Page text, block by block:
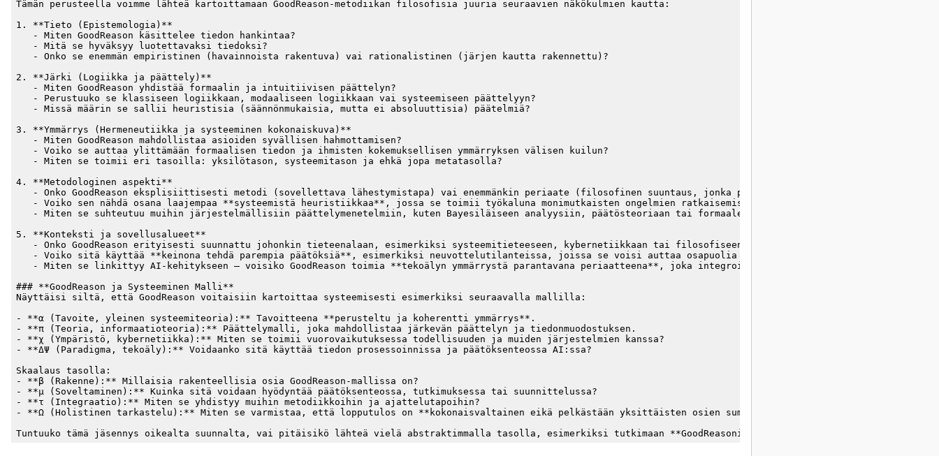
Tämän perusteella voimme lähteä kartoittamaan GoodReason-metodiikan filosofisia juuria seuraavien näkökulmien kautta:
1. **Tieto (Epistemologia)**
   - Miten GoodReason käsittelee tiedon hankintaa?
   - Mitä se hyväksyy luotettavaksi tiedoksi?
   - Onko se enemmän empiristinen (havainnoista rakentuva) vai rationalistinen (järjen kautta rakennettu)?
2. **Järki (Logiikka ja päättely)**
   - Miten GoodReason yhdistää formaalin ja intuitiivisen päättelyn?
   - Perustuuko se klassiseen logiikkaan, modaaliseen logiikkaan vai systeemiseen päättelyyn?
   - Missä määrin se sallii heuristisia (säännönmukaisia, mutta ei absoluuttisia) päätelmiä?
3. **Ymmärrys (Hermeneutiikka ja systeeminen kokonaiskuva)**
   - Miten GoodReason mahdollistaa asioiden syvällisen hahmottamisen?
   - Voiko se auttaa ylittämään formaalisen tiedon ja ihmisten kokemuksellisen ymmärryksen välisen kuilun?
   - Miten se toimii eri tasoilla: yksilötason, systeemitason ja ehkä jopa metatasolla?
4. **Metodologinen aspekti**
- Onko GoodReason eksplisiittisesti metodi (sovellettava lähestymistapa) vai enemmänkin periaate (filosofinen suuntaus, jonka pohjalta voidaan kehittää monia
   - Voiko sen nähdä osana laajempaa **systeemistä heuristiikkaa**, jossa se toimii työkaluna monimutkaisten ongelmien ratkaisemiseen?
   - Miten se suhteutuu muihin järjestelmällisiin päättelymenetelmiin, kuten Bayesiläiseen analyysiin, päätösteoriaan tai formaaleihin järjestelmiin?
5. **Konteksti ja sovellusalueet**
   - Onko GoodReason erityisesti suunnattu johonkin tieteenalaan, esimerkiksi systeemitieteeseen, kybernetiikkaan tai filosofiseen analyysiin?
- Voiko sitä käyttää **keinona tehdä parempia päätöksiä**, esimerkiksi neuvottelutilanteissa, joissa se voisi auttaa osapuolia ymmärtämään ja perustelemaan
- Miten se linkittyy AI-kehitykseen – voisiko GoodReason toimia **tekoälyn ymmärrystä parantavana periaatteena**, joka integroi symbolista ja konnektionistista
### **GoodReason ja Systeeminen Malli**
Näyttäisi siltä, että GoodReason voitaisiin kartoittaa systeemisesti esimerkiksi seuraavalla mallilla:
- **α (Tavoite, yleinen systeemiteoria):** Tavoitteena **perusteltu ja koherentti ymmärrys**.
- **π (Teoria, informaatioteoria):** Päättelymalli, joka mahdollistaa järkevän päättelyn ja tiedonmuodostuksen.
- **χ (Ympäristö, kybernetiikka):** Miten se toimii vuorovaikutuksessa todellisuuden ja muiden järjestelmien kanssa?
- **ΔΨ (Paradigma, tekoäly):** Voidaanko sitä käyttää tiedon prosessoinnissa ja päätöksenteossa AI:ssa?
Skaalaus tasolla:
- **β (Rakenne):** Millaisia rakenteellisia osia GoodReason-mallissa on?
- **μ (Soveltaminen):** Kuinka sitä voidaan hyödyntää päätöksenteossa, tutkimuksessa tai suunnittelussa?
- **τ (Integraatio):** Miten se yhdistyy muihin metodiikkoihin ja ajattelutapoihin?
- **Ω (Holistinen tarkastelu):** Miten se varmistaa, että lopputulos on **kokonaisvaltainen eikä pelkästään yksittäisten osien summa**?
Tuntuuko tämä jäsennys oikealta suunnalta, vai pitäisikö lähteä vielä abstraktimmalla tasolla, esimerkiksi tutkimaan **GoodReasonin syvintä olemusta metafysiikan